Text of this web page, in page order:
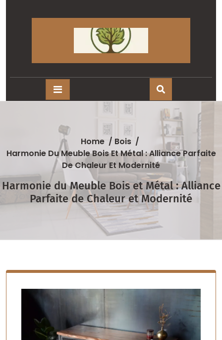
Home / Bois /
Harmonie Du Meuble Bois Et Métal : Alliance Parfaite
De Chaleur Et Modernité
Harmonie du Meuble Bois et Métal : Alliance
Parfaite de Chaleur et Modernité